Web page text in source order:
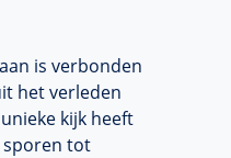
is verbonden
het verleden
kijk heeft
sporen tot